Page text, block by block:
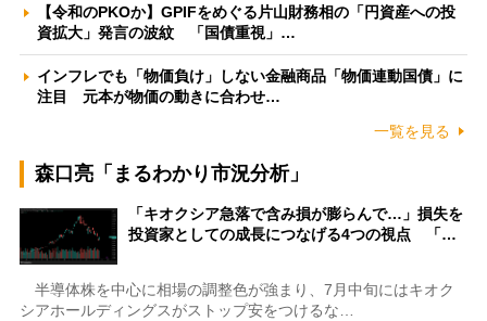
【令和のPKOか】GPIFをめぐる片山財務相の「円資産への投
資拡大」発言の波紋 「国債重視」…
インフレでも「物価負け」しない金融商品「物価連動国債」に
注目 元本が物価の動きに合わせ…
一覧を見る
森口亮「まるわかり市況分析」
「キオクシア急落で含み損が膨らんで…」損失を
投資家としての成長につなげる4つの視点 「…
半導体株を中心に相場の調整色が強まり、7月中旬にはキオク
シアホールディングスがストップ安をつけるな…